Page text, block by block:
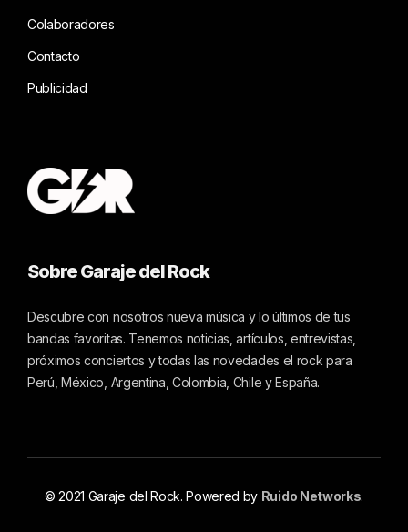
Colaboradores
Contacto
Publicidad
Sobre Garaje del Rock
Descubre con nosotros nueva música y lo últimos de tus
bandas favoritas. Tenemos noticias, artículos, entrevistas,
próximos conciertos y todas las novedades el rock para
Perú, México, Argentina, Colombia, Chile y España.
© 2021 Garaje del Rock. Powered by Ruido Networks.